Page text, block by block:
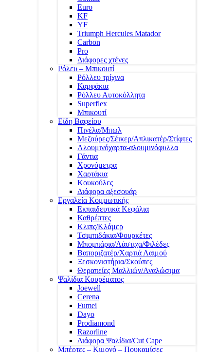
Euro
KF
YF
Triumph Hercules Matador
Carbon
Pro
Διάφορες χτένες
Ρόλευ – Μπικουτί
Ρόλλευ τρίχινα
Καρφάκια
Ρόλλευ Αυτοκόλλητα
Superflex
Μπικουτί
Είδη Βαφείου
Πινέλα/Μπωλ
Μεζούρες/Σέικερ/Απλικατέρ/Στίφτες
Αλουμινόχαρτα-αλουμινόφυλλα
Γάντια
Χρονόμετρα
Χαρτάκια
Κουκούλες
Διάφορα αξεσουάρ
Εργαλεία Κομμωτικής
Εκπαιδευτικά Κεφάλια
Καθρέπτες
Κλιπς/Κλάμερ
Τσιμπιδάκια/Φουρκέτες
Μπομπάρια/Λάστιχα/Φιλέδες
Βαποριζατέρ/Χαρτιά Λαιμού
Ξεσκονιστήρια/Σκούπες
Θεραπείες Μαλλιών/Αναλώσιμα
Ψαλίδια Κουρέματος
Joewell
Cerena
Fumei
Dayo
Prodiamond
Razorline
Διάφορα Ψαλίδια/Cut Cape
Μπέρτες – Κιμονό – Πουκαμίσες